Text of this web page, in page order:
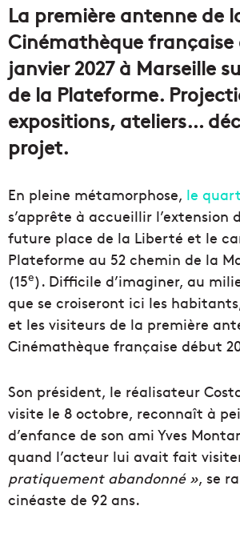
La première antenne de
Cinémathèque française
janvier 2027 à Marseille
de la Plateforme.
expositions, ateliers…
projet.
En pleine métamorphose, le
s’apprête à accueillir l’extension
future place de la Liberté et le
Plateforme au 52 chemin de la
(15e). Difficile d’imaginer, au
que se croiseront ici les
et les visiteurs de la première
Cinémathèque française début
Son président, le réalisateur
visite le 8 octobre, reconnaît à
d’enfance de son ami Yves
quand l’acteur lui avait fait
pratiquement abandonné », se
cinéaste de 92 ans.